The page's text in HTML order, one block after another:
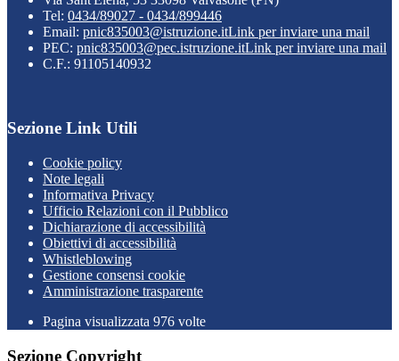
Tel: 0434/89027 - 0434/899446
Email: pnic835003@istruzione.itLink per inviare una mail
PEC: pnic835003@pec.istruzione.itLink per inviare una mail
C.F.: 91105140932
Sezione Link Utili
Cookie policy
Note legali
Informativa Privacy
Ufficio Relazioni con il Pubblico
Dichiarazione di accessibilità
Obiettivi di accessibilità
Whistleblowing
Gestione consensi cookie
Amministrazione trasparente
Pagina visualizzata 976 volte
Sezione Copyright